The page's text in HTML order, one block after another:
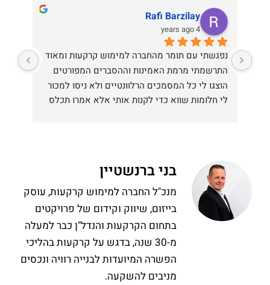
Rafi Barzilay
4 years ago
שמתכנן ורוצה להשקיע בנדלן
בני ברנשטיין
מנכ"ל החברה למימוש קרקעות, עוסק
בייזום, שיווק וקידום של פרויקטים
בתחום הקרקעות והנדל"ן כבר למעלה
מ-30 שנה, בדגש על קרקעות בהליכי
הפשרה המיועדות לבנייה רוויה ונכסים
מניבים להשקעה.